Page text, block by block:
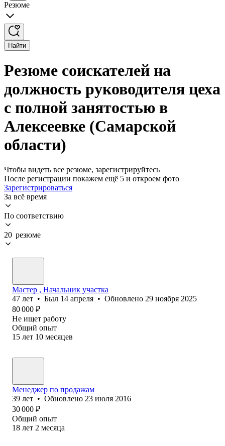
Резюме
Найти
Резюме соискателей на
должность руководителя цеха
с полной занятостью в
Алексеевке (Самарской
области)
Чтобы видеть все резюме, зарегистрируйтесь
После регистрации покажем ещё 5 и откроем фото
Зарегистрироваться
За всё время
По соответствию
20 резюме
Мастер , Начальник участка
47 лет • Был 14 апреля • Обновлено 29 ноября 2025
80 000 ₽
Не ищет работу
Общий опыт
15 лет 10 месяцев
Менеджер по продажам
39 лет • Обновлено 23 июля 2016
30 000 ₽
Общий опыт
18 лет 2 месяца